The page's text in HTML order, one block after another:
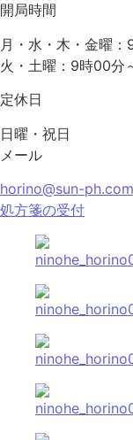
開局時間
月・水・木・金曜
火・土曜：9時00分
定休日
日曜・祝日
メール
horino@sun-ph.com
処方箋の受付